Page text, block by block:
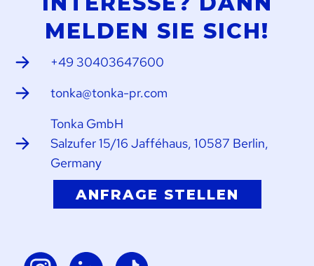
MELDEN SIE SICH!
+49 30403647600
tonka@tonka-pr.com
Tonka GmbH
Salzufer 15/16 Jafféhaus, 10587 Berlin,
Germany
ANFRAGE STELLEN